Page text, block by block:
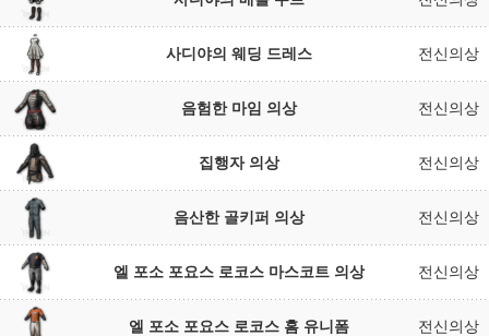
사디야의 웨딩 드레스 전신의상
음험한 마임 의상 전신의상
집행자 의상 전신의상
음산한 골키퍼 의상 전신의상
엘 포소 포요스 로코스 마스코트 의상 전신의상
엘 포소 포요스 로코스 홈 유니폼 전신의상